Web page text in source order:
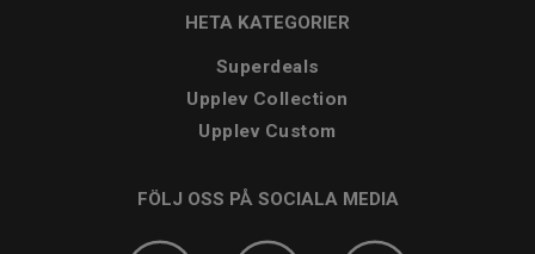
HETA KATEGORIER
Superdeals
Upplev Collection
Upplev Custom
FÖLJ OSS PÅ SOCIALA MEDIA